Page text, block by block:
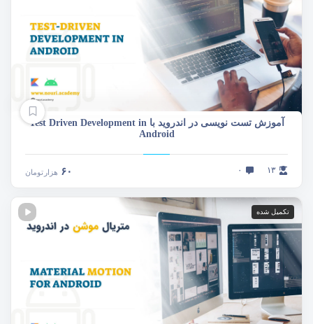
آموزش تست نویسی در اندروید با Test Driven Development in
Android
۱۳ ۰ ۶۰ هزار تومان
تکمیل شده